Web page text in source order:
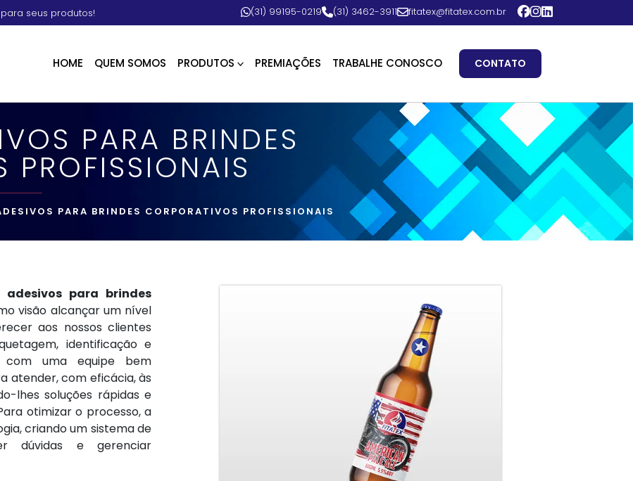
seus produtos! (31) 99195-0219 (31) 3462-3911 fitatex@fitatex.com.br
HOME QUEM SOMOS PRODUTOS PREMIAÇÕES TRABALHE CONOSCO CONTATO
PARA BRINDES
PROFISSIONAIS
PARA BRINDES CORPORATIVOS PROFISSIONAIS
adesivos para brindes
visão alcançar um nível
aos nossos clientes
identificação e
com uma equipe bem
atender, com eficácia, às
lhes soluções rápidas e
otimizar o processo, a
criando um sistema de
dúvidas e gerenciar